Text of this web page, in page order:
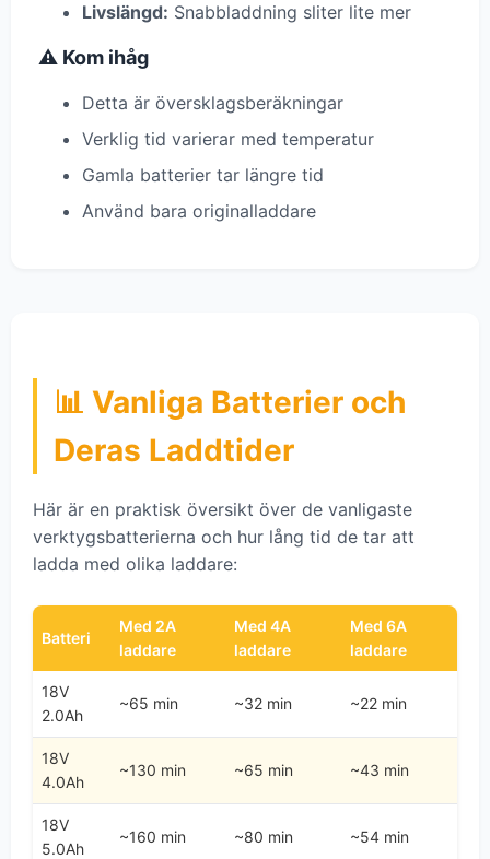
Livslängd: Snabbladdning sliter lite mer
⚠️ Kom ihåg
Detta är översklagsberäkningar
Verklig tid varierar med temperatur
Gamla batterier tar längre tid
Använd bara originalladdare
📊 Vanliga Batterier och
Deras Laddtider
Här är en praktisk översikt över de vanligaste
verktygsbatterierna och hur lång tid de tar att
ladda med olika laddare:
Batteri
Med 2A
laddare
Med 4A
laddare
Med 6A
laddare
18V
2.0Ah
~65 min ~32 min ~22 min
18V
4.0Ah
~130 min ~65 min ~43 min
18V
5.0Ah
~160 min ~80 min ~54 min